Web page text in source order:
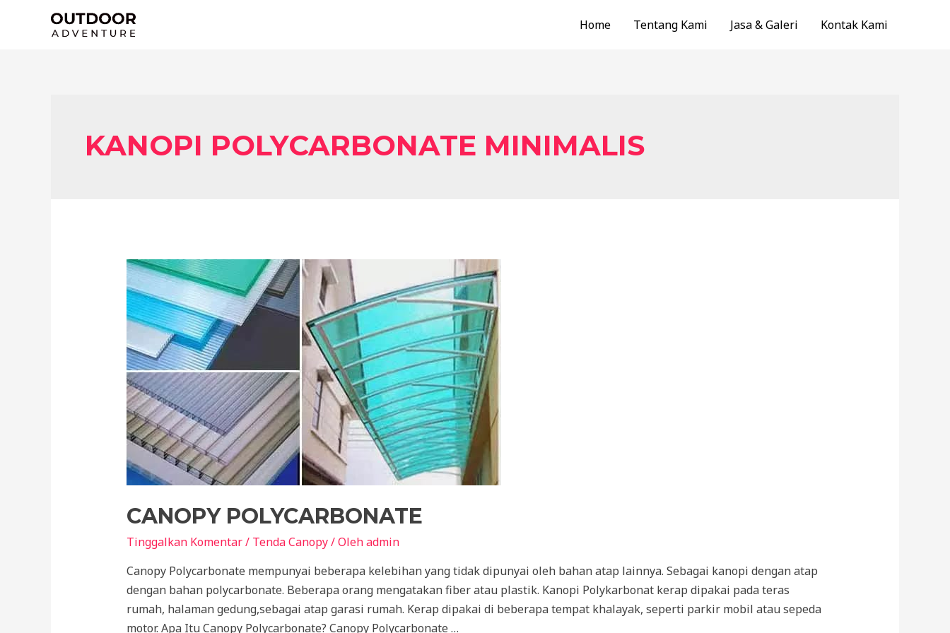
Home Tentang Kami Jasa & Galeri Kontak Kami
KANOPI POLYCARBONATE MINIMALIS
CANOPY POLYCARBONATE
Tinggalkan Komentar/ Tenda Canopy/ Olehadmin
Canopy Polycarbonate mempunyai beberapa kelebihan yang tidak dipunyai oleh bahan atap lainnya. Sebagai kanopi dengan atap
dengan bahan polycarbonate. Beberapa orang mengatakan fiber atau plastik. Kanopi Polykarbonat kerap dipakai pada teras
rumah, halaman gedung,sebagai atap garasi rumah. Kerap dipakai di beberapa tempat khalayak, seperti parkir mobil atau sepeda
motor. Apa Itu Canopy Polycarbonate? Canopy Polycarbonate …